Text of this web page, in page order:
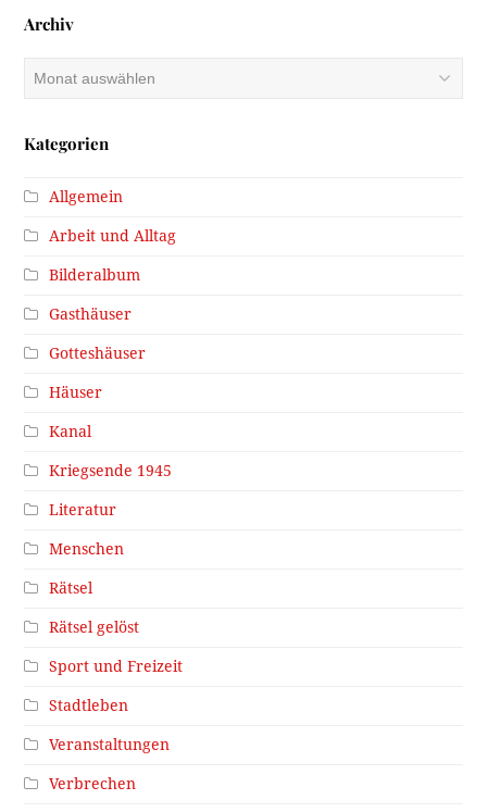
Archiv
Archiv
Kategorien
Allgemein
Arbeit und Alltag
Bilderalbum
Gasthäuser
Gotteshäuser
Häuser
Kanal
Kriegsende 1945
Literatur
Menschen
Rätsel
Rätsel gelöst
Sport und Freizeit
Stadtleben
Veranstaltungen
Verbrechen